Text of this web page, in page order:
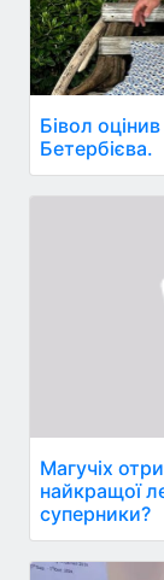
Бівол
Бетербієва.
Магучіх
найкращої
суперники?